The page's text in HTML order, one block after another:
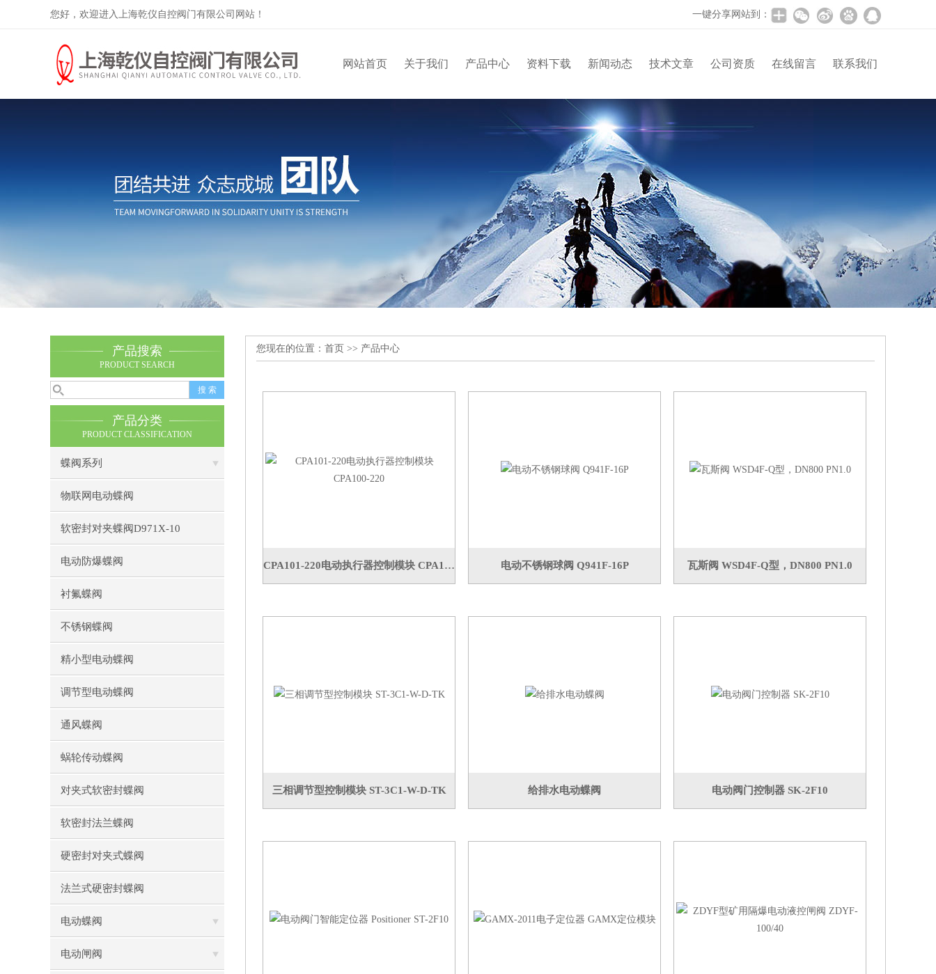
您好，欢迎进入上海乾仪自控阀门有限公司网站！ 一键分享网站到：
网站首页 关于我们 产品中心 资料下载 新闻动态 技术文章 公司资质 在线留言 联系我们
产品搜索
PRODUCT SEARCH
产品分类
PRODUCT CLASSIFICATION
蝶阀系列
物联网电动蝶阀
软密封对夹蝶阀D971X-10
电动防爆蝶阀
衬氟蝶阀
不锈钢蝶阀
精小型电动蝶阀
调节型电动蝶阀
通风蝶阀
蜗轮传动蝶阀
对夹式软密封蝶阀
软密封法兰蝶阀
硬密封对夹式蝶阀
法兰式硬密封蝶阀
电动蝶阀
电动闸阀
您现在的位置： 首页 >> 产品中心
CPA101-220电动执行器控制模块 CPA100-220 电动不锈钢球阀 Q941F-16P 瓦斯阀 WSD4F-Q型，DN800 PN1.0
三相调节型控制模块 ST-3C1-W-D-TK 给排水电动蝶阀 电动阀门控制器 SK-2F10